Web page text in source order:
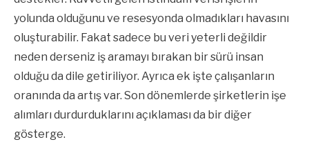
yolunda olduğunu ve resesyonda olmadıkları havasını
oluşturabilir. Fakat sadece bu veri yeterli değildir
neden derseniz iş aramayı bırakan bir sürü insan
olduğu da dile getiriliyor. Ayrıca ek işte çalışanların
oranında da artış var. Son dönemlerde şirketlerin işe
alımları durdurduklarını açıklaması da bir diğer
gösterge.